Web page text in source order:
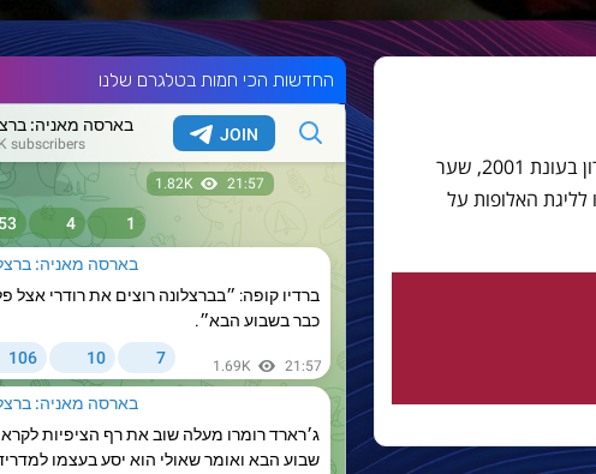
אחד מרגעי השיא של ריבאלדו בבארסה. כמה אושר. מחזור אחרון בעונת 2001, שער
לליגת האלופות על
החדשות הכי חמות בטלגרם שלנו